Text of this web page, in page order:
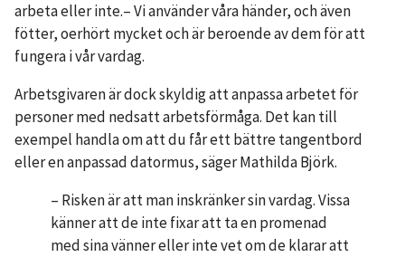
arbeta eller inte.– Vi använder våra händer, och även
fötter, oerhört mycket och är beroende av dem för att
fungera i vår vardag.
Arbetsgivaren är dock skyldig att anpassa arbetet för
personer med nedsatt arbetsförmåga. Det kan till
exempel handla om att du får ett bättre tangentbord
eller en anpassad datormus, säger Mathilda Björk.
– Risken är att man inskränker sin vardag. Vissa
känner att de inte fixar att ta en promenad
med sina vänner eller inte vet om de klarar att